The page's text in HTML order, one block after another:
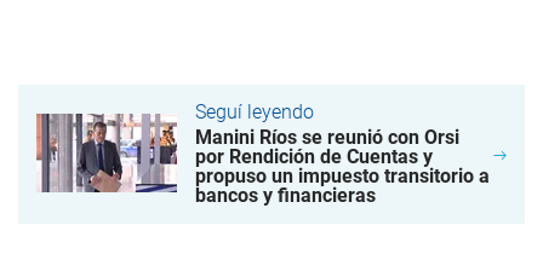
Seguí leyendo
Manini Ríos se reunió con Orsi
por Rendición de Cuentas y
propuso un impuesto transitorio a
bancos y financieras